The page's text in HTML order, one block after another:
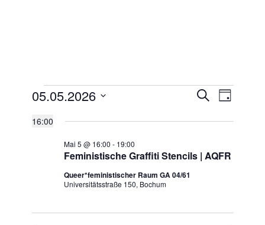
Veranstaltungen
für
Mai
Suche
Tag
05.05.2026
wählen.
16:00
Feministische Graffiti Stencils | AQFR
Mai 5 @ 16:00 - 19:00
Queer*feministischer Raum GA 04/61
Universitätsstraße 150, Bochum